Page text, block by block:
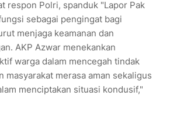
respon Polri, spanduk "Lapor Pak
sebagai pengingat bagi
menjaga keamanan dan
AKP Azwar menekankan
warga dalam mencegah tindak
masyarakat merasa aman sekaligus
menciptakan situasi kondusif,"